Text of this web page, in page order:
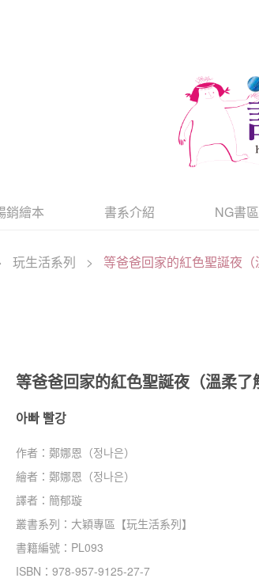
銷繪本 書系介紹 NG書區
玩生活系列 > 等爸爸回家的紅色聖誕夜（
等爸爸回家的紅色聖誕夜（溫柔了
아빠 빨강
作者：鄭娜恩（정나은）
繪者：鄭娜恩（정나은）
譯者： 簡郁璇
叢書系列： 大穎專區 【玩生活系列】
書籍編號： PL093
ISBN：978-957-9125-27-7